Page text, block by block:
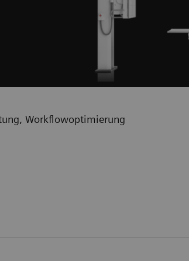
Workflowoptimierung